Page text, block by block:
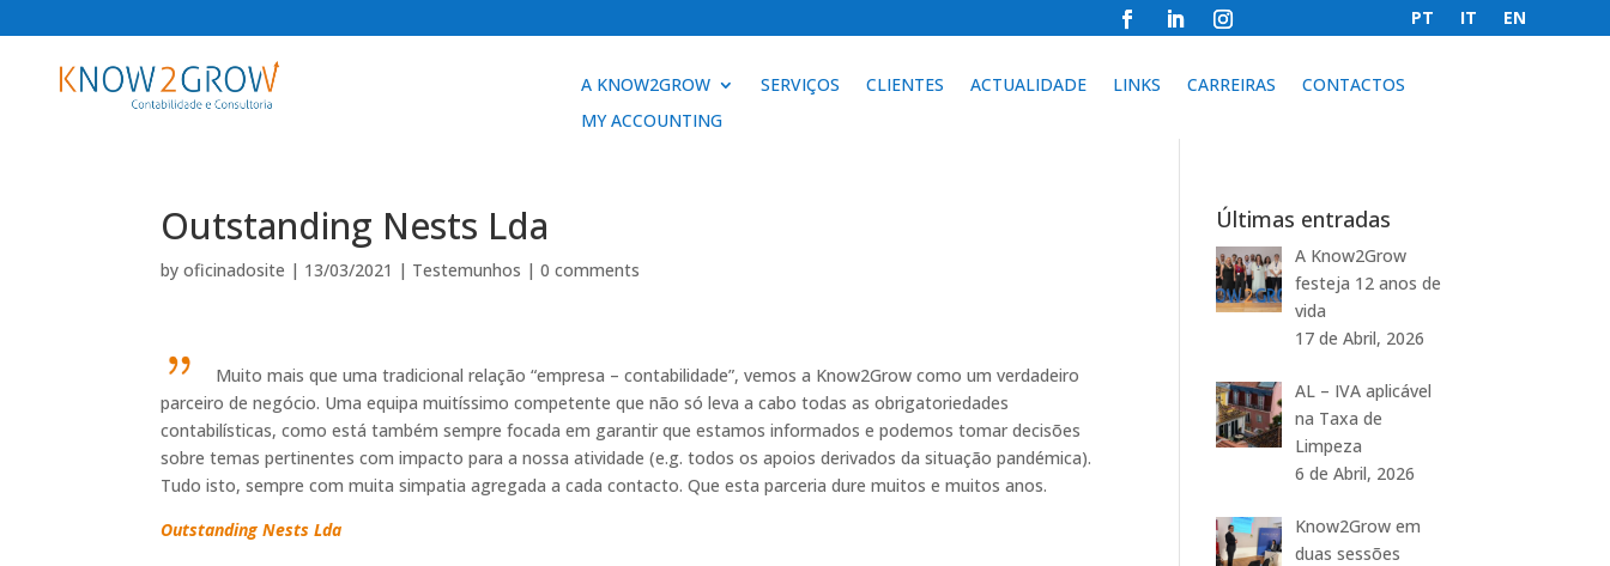
PT IT EN
A KNOW2GROW SERVIÇOS CLIENTES ACTUALIDADE LINKS CARREIRAS
CONTACTOS
MY ACCOUNTING
Outstanding Nests Lda
byoficinadosite | 13/03/2021 | Testemunhos |0 comments
Muito mais que uma tradicional relação “empresa – contabilidade”, vemos a Know2Grow como um verdadeiro
parceiro de negócio. Uma equipa muitíssimo competente que não só leva a cabo todas as obrigatoriedades
contabilísticas, como está também sempre focada em garantir que estamos informados e podemos tomar decisões
sobre temas pertinentes com impacto para a nossa atividade (e.g. todos os apoios derivados da situação pandémica).
Tudo isto, sempre com muita simpatia agregada a cada contacto. Que esta parceria dure muitos e muitos anos.
Outstanding Nests Lda
Últimas entradas
A Know2Grow
festeja 12 anos de
vida
17 de Abril, 2026
AL – IVA aplicável
na Taxa de
Limpeza
6 de Abril, 2026
Know2Grow em
duas sessões